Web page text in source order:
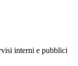
interni e pubblici